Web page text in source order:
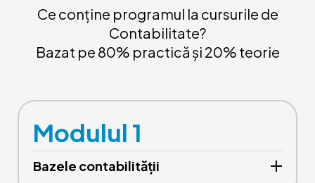
Ce conține programul la cursurile de
Contabilitate?
Bazat pe 80% practică și 20% teorie
Modulul 1
Bazele contabilității